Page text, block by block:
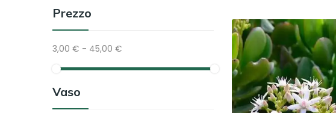
Prezzo
3,00 € - 45,00 €
Vaso